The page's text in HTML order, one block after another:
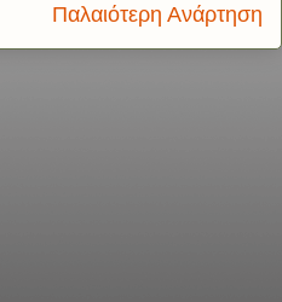
Παλαιότερη Ανάρτηση